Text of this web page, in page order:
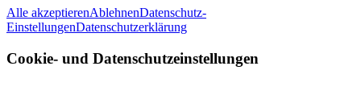
Alle akzeptierenAblehnenDatenschutz-
EinstellungenDatenschutzerklärung
Cookie- und Datenschutzeinstellungen